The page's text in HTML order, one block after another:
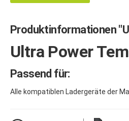
Produktinformationen
Ultra Power
Passend für:
Alle kompatiblen Ladergeräte der